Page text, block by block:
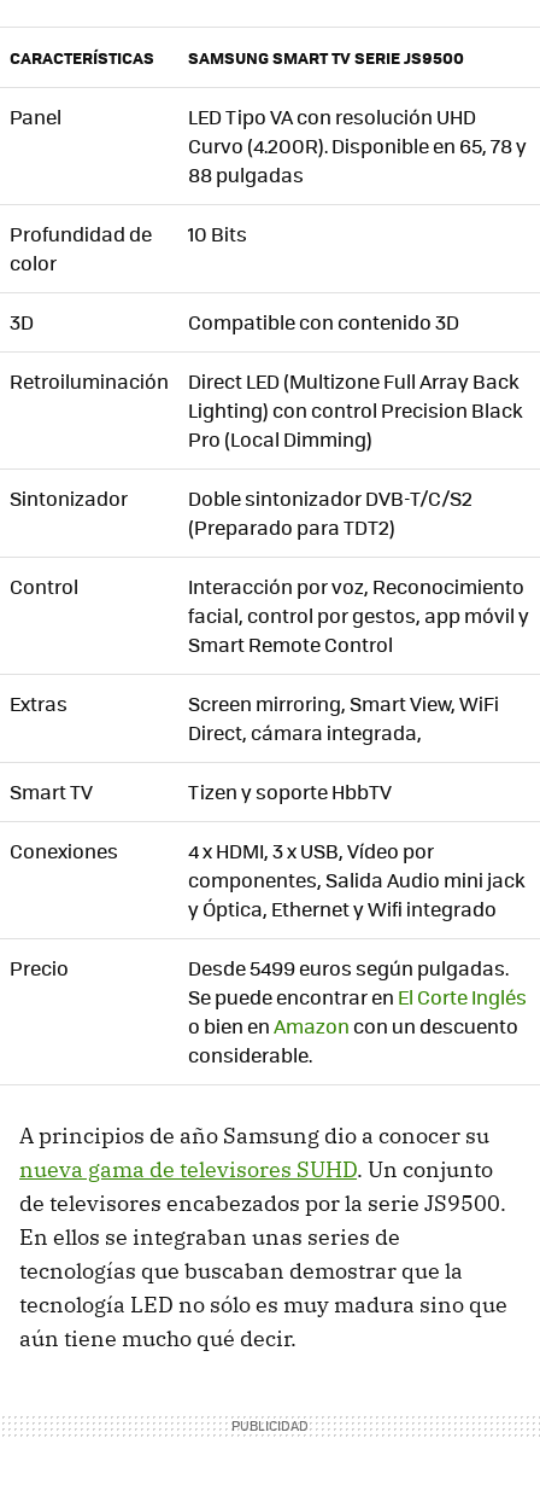
CARACTERÍSTICAS SAMSUNG SMART TV SERIE JS9500
Panel
LED Tipo VA con resolución UHD
Curvo (4.200R). Disponible en 65, 78 y
88 pulgadas
Profundidad de
color
10 Bits
3D Compatible con contenido 3D
Retroiluminación
Direct LED (Multizone Full Array Back
Lighting) con control Precision Black
Pro (Local Dimming)
Sintonizador
Doble sintonizador DVB-T/C/S2
(Preparado para TDT2)
Control
Interacción por voz, Reconocimiento
facial, control por gestos, app móvil y
Smart Remote Control
Extras
Screen mirroring, Smart View, WiFi
Direct, cámara integrada,
Smart TV Tizen y soporte HbbTV
Conexiones
4 x HDMI, 3 x USB, Vídeo por
componentes, Salida Audio mini jack
y Óptica, Ethernet y Wifi integrado
Precio
Desde 5499 euros según pulgadas.
Se puede encontrar en El Corte Inglés
o bien enAmazoncon un descuento
considerable.
A principios de año Samsung dio a conocer su
nueva gama de televisores SUHD. Un conjunto
de televisores encabezados por la serie JS9500.
En ellos se integraban unas series de
tecnologías que buscaban demostrar que la
tecnología LED no sólo es muy madura sino que
aún tiene mucho qué decir.